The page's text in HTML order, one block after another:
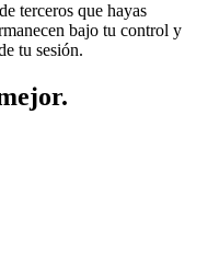
terceros que hayas
bajo tu control y
tu sesión.